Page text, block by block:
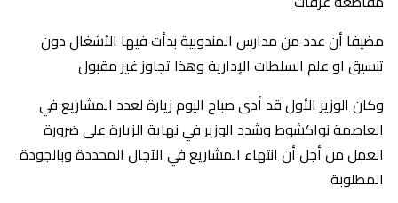
مضيفا أن عدد من مدارس المندوبية بدأت فيها الأشغال دون
تنسيق او علم السلطات الإدارية وهذا تجاوز غير مقبول
وكان الوزير الأول قد أدى صباح اليوم زيارة لعدد المشاريع في
العاصمة نواكشوط وشدد الوزير في نهاية الزيارة على ضرورة
العمل من أجل أن انتهاء المشاريع في الآجال المحددة وبالجودة
المطلوبة